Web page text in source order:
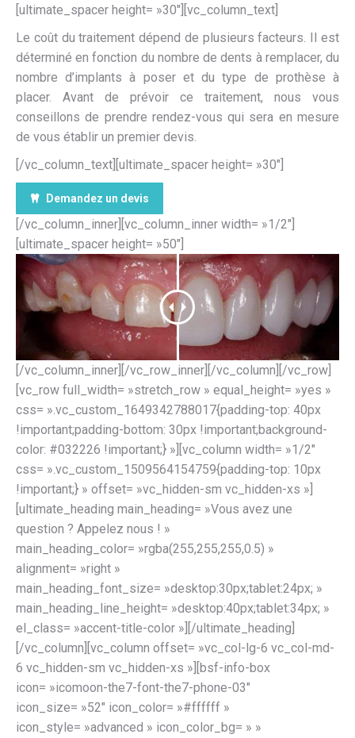
[ultimate_spacer height= »30″][vc_column_text]
Le coût du traitement dépend de plusieurs facteurs. Il est
déterminé en fonction du nombre de dents à remplacer, du
nombre d’implants à poser et du type de prothèse à
placer. Avant de prévoir ce traitement, nous vous
conseillons de prendre rendez-vous qui sera en mesure
de vous établir un premier devis.
[/vc_column_text][ultimate_spacer height= »30″]
Demandez un devis
[/vc_column_inner][vc_column_inner width= »1/2″]
[ultimate_spacer height= »50″]
[/vc_column_inner][/vc_row_inner][/vc_column][/vc_row]
[vc_row full_width= »stretch_row » equal_height= »yes »
css= ».vc_custom_1649342788017{padding-top: 40px
!important;padding-bottom: 30px !important;background-
color: #032226 !important;} »][vc_column width= »1/2″
css= ».vc_custom_1509564154759{padding-top: 10px
!important;} » offset= »vc_hidden-sm vc_hidden-xs »]
[ultimate_heading main_heading= »Vous avez une
question ? Appelez nous ! »
main_heading_color= »rgba(255,255,255,0.5) »
alignment= »right »
main_heading_font_size= »desktop:30px;tablet:24px; »
main_heading_line_height= »desktop:40px;tablet:34px; »
el_class= »accent-title-color »][/ultimate_heading]
[/vc_column][vc_column offset= »vc_col-lg-6 vc_col-md-
6 vc_hidden-sm vc_hidden-xs »][bsf-info-box
icon= »icomoon-the7-font-the7-phone-03″
icon_size= »52″ icon_color= »#ffffff »
icon_style= »advanced » icon_color_bg= » »